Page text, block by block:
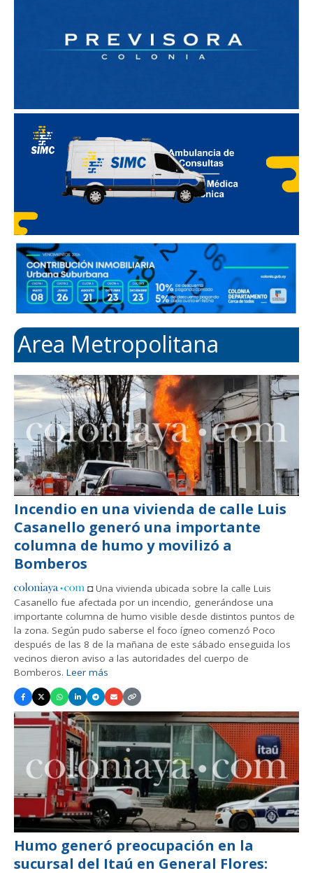
Area Metropolitana
Incendio en una vivienda de calle Luis
Casanello generó una importante
columna de humo y movilizó a
Bomberos
◘ Una vivienda ubicada sobre la calle Luis
Casanello fue afectada por un incendio, generándose una
importante columna de humo visible desde distintos puntos de
la zona. Según pudo saberse el foco ígneo comenzó Poco
después de las 8 de la mañana de este sábado enseguida los
vecinos dieron aviso a las autoridades del cuerpo de
Bomberos. Leer más
Humo generó preocupación en la
sucursal del Itaú en General Flores: